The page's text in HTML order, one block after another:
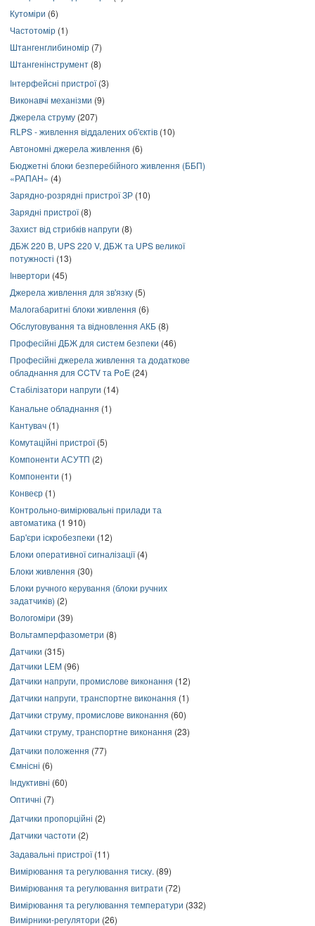
Кутоміри (6)
Частотомір (1)
Штангенглибиномір (7)
Штангенінструмент (8)
Інтерфейсні пристрої(3)
Виконавчі механізми (9)
Джерела струму (207)
RLPS - живлення віддалених об'єктів (10)
Автономні джерела живлення (6)
Бюджетні блоки безперебійного живлення (ББП)
«РАПАН» (4)
Зарядно-розрядні пристрої ЗР (10)
Зарядні пристрої(8)
Захист від стрибків напруги (8)
ДБЖ 220 В, UPS 220 V, ДБЖ та UPS великої
потужності (13)
Інвертори (45)
Джерела живлення для зв'язку (5)
Малогабаритні блоки живлення (6)
Обслуговування та відновлення АКБ (8)
Професійні ДБЖ для систем безпеки (46)
Професійні джерела живлення та додаткове
обладнання для CCTV та PoE (24)
Стабілізатори напруги (14)
Канальне обладнання (1)
Кантувач (1)
Комутаційні пристрої(5)
Компоненти АСУТП (2)
Компоненти (1)
Конвеєр (1)
Контрольно-вимірювальні прилади та
автоматика (1 910)
Бар'єри іскробезпеки (12)
Блоки оперативної сигналізації(4)
Блоки живлення (30)
Блоки ручного керування (блоки ручних
задатчиків) (2)
Вологоміри (39)
Вольтамперфазометри (8)
Датчики (315)
Датчики LEM (96)
Датчики напруги, промислове виконання (12)
Датчики напруги, транспортне виконання (1)
Датчики струму, промислове виконання (60)
Датчики струму, транспортне виконання (23)
Датчики положення (77)
Ємнісні (6)
Індуктивні (60)
Оптичні (7)
Датчики пропорційні (2)
Датчики частоти (2)
Задавальні пристрої(11)
Вимірювання та регулювання тиску. (89)
Вимірювання та регулювання витрати (72)
Вимірювання та регулювання температури (332)
Вимірники-регулятори (26)